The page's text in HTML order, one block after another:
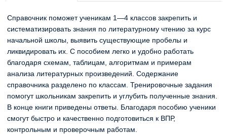
Справочник поможет ученикам 1—4 классов закрепить и
систематизировать знания по литературному чтению за курс
начальной школы, выявить существующие пробелы и
ликвидировать их. С пособием легко и удобно работать
благодаря схемам, таблицам, алгоритмам и примерам
анализа литературных произведений. Содержание
справочника разделено по классам. Тренировочные задания
помогут школьникам закрепить и углубить полученные знания.
В конце книги приведены ответы. Благодаря пособию ученики
смогут быстро и качественно подготовиться к ВПР,
контрольным и проверочным работам.